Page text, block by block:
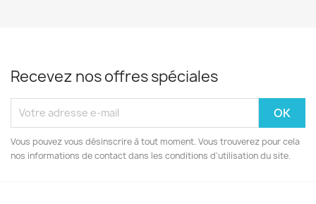
Recevez nos offres spéciales
Vous pouvez vous désinscrire à tout moment. Vous trouverez pour cela
nos informations de contact dans les conditions d'utilisation du site.